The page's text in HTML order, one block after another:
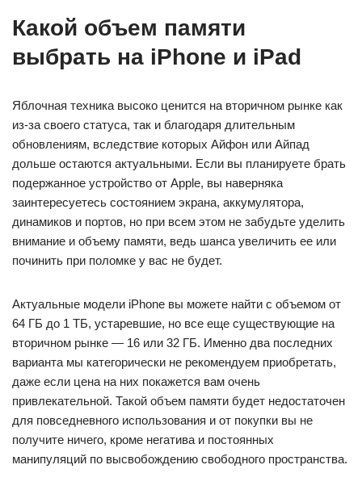
Какой объем памяти
выбрать на iPhone и iPad
Яблочная техника высоко ценится на вторичном рынке как
из-за своего статуса, так и благодаря длительным
обновлениям, вследствие которых Айфон или Айпад
дольше остаются актуальными. Если вы планируете брать
подержанное устройство от Apple, вы наверняка
заинтересуетесь состоянием экрана, аккумулятора,
динамиков и портов, но при всем этом не забудьте уделить
внимание и объему памяти, ведь шанса увеличить ее или
починить при поломке у вас не будет.
Актуальные модели iPhone вы можете найти с объемом от
64 ГБ до 1 ТБ, устаревшие, но все еще существующие на
вторичном рынке — 16 или 32 ГБ. Именно два последних
варианта мы категорически не рекомендуем приобретать,
даже если цена на них покажется вам очень
привлекательной. Такой объем памяти будет недостаточен
для повседневного использования и от покупки вы не
получите ничего, кроме негатива и постоянных
манипуляций по высвобождению свободного пространства.